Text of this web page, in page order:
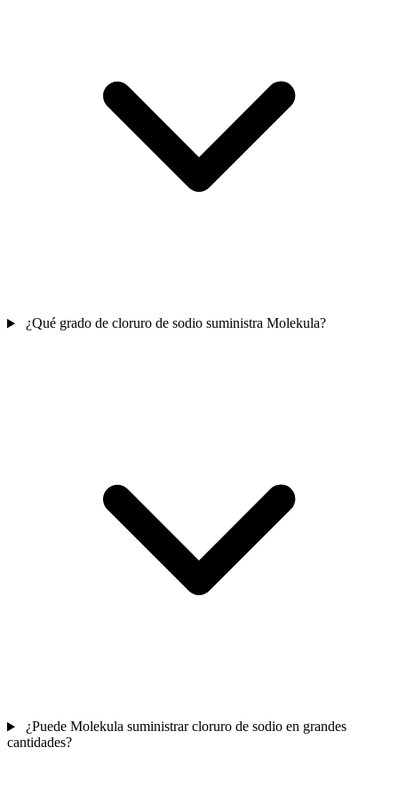
¿Qué grado de cloruro de sodio suministra Molekula?
¿Puede Molekula suministrar cloruro de sodio en grandes
cantidades?